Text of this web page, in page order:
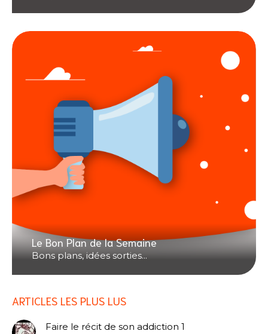
Le Bon Plan de la Semaine
Bons plans, idées sorties...
ARTICLES LES PLUS LUS
Faire le récit de son addiction 1